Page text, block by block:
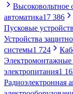
Высоковольтное
автоматика17 386
Пусковые
Устройства
системы1 724
Электромонтажные
электропитания1
Радиоэлектронная